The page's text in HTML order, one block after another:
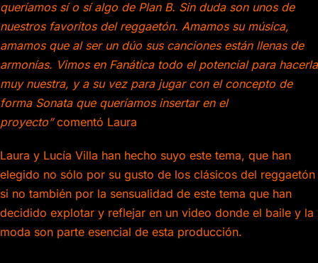
queríamos sí o sí algo de Plan B. Sin duda son unos de
nuestros favoritos del reggaetón. Amamos su música,
amamos que al ser un dúo sus canciones están llenas de
armonías. Vimos en Fanática todo el potencial para hacerla
muy nuestra, y a su vez para jugar con el concepto de
forma Sonata que queríamos insertar en el
proyecto”comentó Laura
Laura y Lucía Villa han hecho suyo este tema, que han
elegido no sólo por su gusto de los clásicos del reggaetón
si no también por la sensualidad de este tema que han
decidido explotar y reflejar en un video donde el baile y la
moda son parte esencial de esta producción.